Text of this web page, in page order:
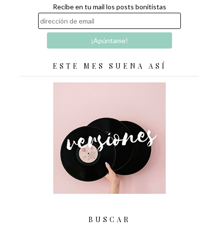
Recibe en tu mail los posts bonitistas
ESTE MES SUENA ASÍ
BUSCAR